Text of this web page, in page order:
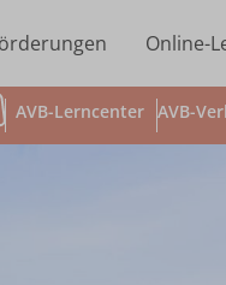
Online-
AVB-Lerncenter AVB-